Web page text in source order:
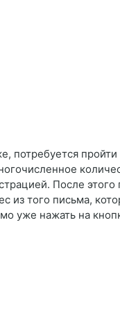
потребуется
После
из того письма,
уже нажать на